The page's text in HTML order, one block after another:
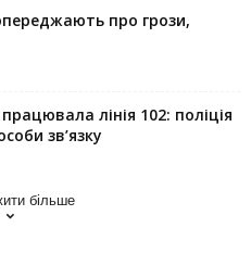
про грози,
лінія 102: поліція
зв’язку
більше